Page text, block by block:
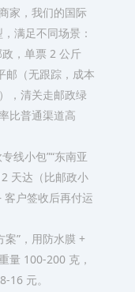
家，我们的国际
满足不同场景：​
，单票 2 公斤
邮（无跟踪，成本
，清关走邮政绿
比普通渠道高
线小包”“东南亚
天达（比邮政小
户签收后再付运
案”，用防水膜 +
量 100-200 克，
16 元。​